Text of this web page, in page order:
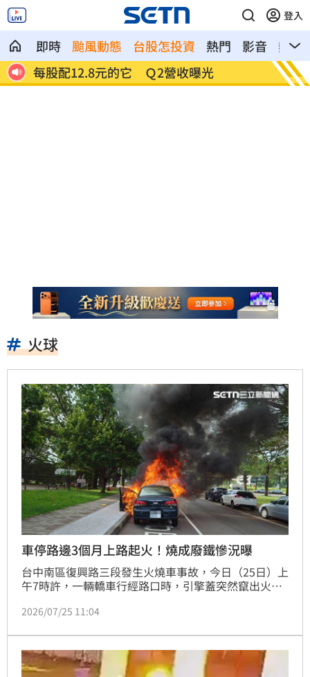
登入
即時 颱風動態 台股怎投資 熱門 影音
熱搜
連續2場安打！ 林安可掃二壘打貢獻1打
點
歐洲
火球
車停路邊3個月上路起火！燒成廢鐵慘況曝
台中南區復興路三段發生火燒車事故，今日（25日）上
午7時許，一輛轎車行經路口時，引擎蓋突然竄出火
報到場時，整輛車已燒成火球，幸好未造成人員傷亡，
2026/07/25 11:04